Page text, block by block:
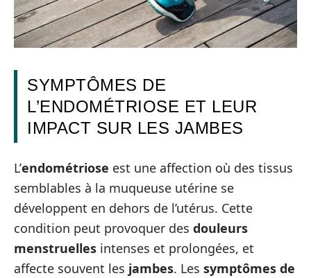
SYMPTÔMES DE
L’ENDOMÉTRIOSE ET LEUR
IMPACT SUR LES JAMBES
L’endométriose est une affection où des tissus
semblables à la muqueuse utérine se
développent en dehors de l’utérus. Cette
condition peut provoquer des douleurs
menstruelles intenses et prolongées, et
affecte souvent les jambes. Les symptômes de